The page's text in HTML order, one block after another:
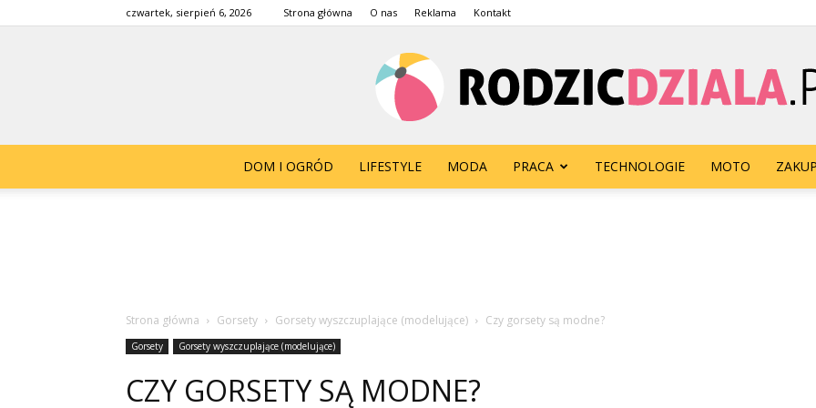
czwartek, sierpień 6, 2026 Strona główna O nas Reklama Kontakt
DOM I OGRÓD LIFESTYLE MODA PRACA TECHNOLOGIE MOTO
Strona główna Gorsety Gorsety wyszczuplające (modelujące) Czy gorsety są modne?
Gorsety Gorsety wyszczuplające (modelujące)
CZY GORSETY SĄ MODNE?